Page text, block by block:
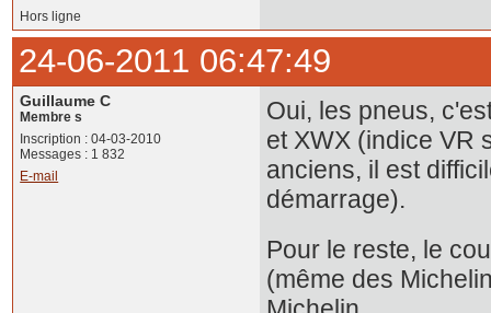
Hors ligne
24-06-2011 06:47:49
Guillaume C
Membre s
Inscription : 04-03-2010
Messages : 1 832
E-mail
Oui, les pneus,
et XWX (indice VR
anciens, il est
démarrage).
Pour le reste, le
(même des